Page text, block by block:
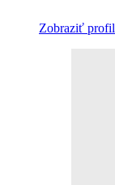
Zobraziť profil